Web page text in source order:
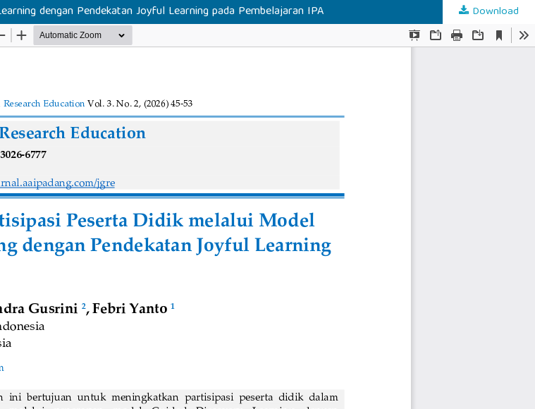
dengan Pendekatan Joyful Learning pada Pembelajaran IPA Download